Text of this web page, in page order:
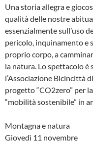
Una storia allegra e
qualità delle nostre
essenzialmente sull’uso
pericolo, inquinamento e
proprio corpo, a
la natura. Lo spettacolo
l’Associazione Bicincittà
progetto “CO2zero” per
“mobilità sostenibile” in
Montagna e natura
Giovedì 11 novembre